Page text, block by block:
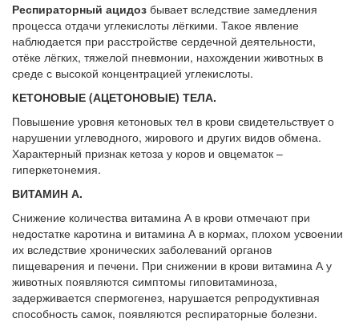
Респираторный ацидоз бывает вследствие замедления
процесса отдачи углекислоты лёгкими. Такое явление
наблюдается при расстройстве сердечной деятельности,
отёке лёгких, тяжелой пневмонии, нахождении животных в
среде с высокой концентрацией углекислоты.
КЕТОНОВЫЕ (АЦЕТОНОВЫЕ) ТЕЛА.
Повышение уровня кетоновых тел в крови свидетельствует о
нарушении углеводного, жирового и других видов обмена.
Характерный признак кетоза у коров и овцематок –
гиперкетонемия.
ВИТАМИН А.
Снижение количества витамина А в крови отмечают при
недостатке каротина и витамина А в кормах, плохом усвоении
их вследствие хронических заболеваний органов
пищеварения и печени. При снижении в крови витамина А у
животных появляются симптомы гиповитаминоза,
задерживается спермогенез, нарушается репродуктивная
способность самок, появляются респираторные болезни.